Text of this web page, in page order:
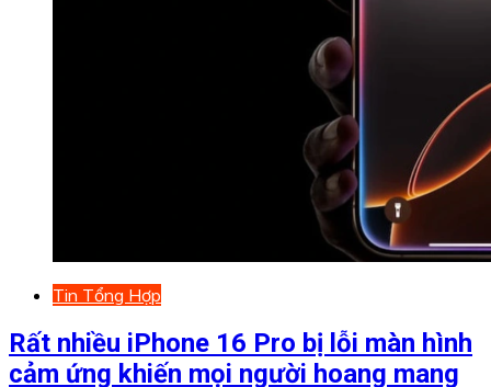
Tin Tổng Hợp
Rất nhiều iPhone 16 Pro bị lỗi màn hình
cảm ứng khiến mọi người hoang mang